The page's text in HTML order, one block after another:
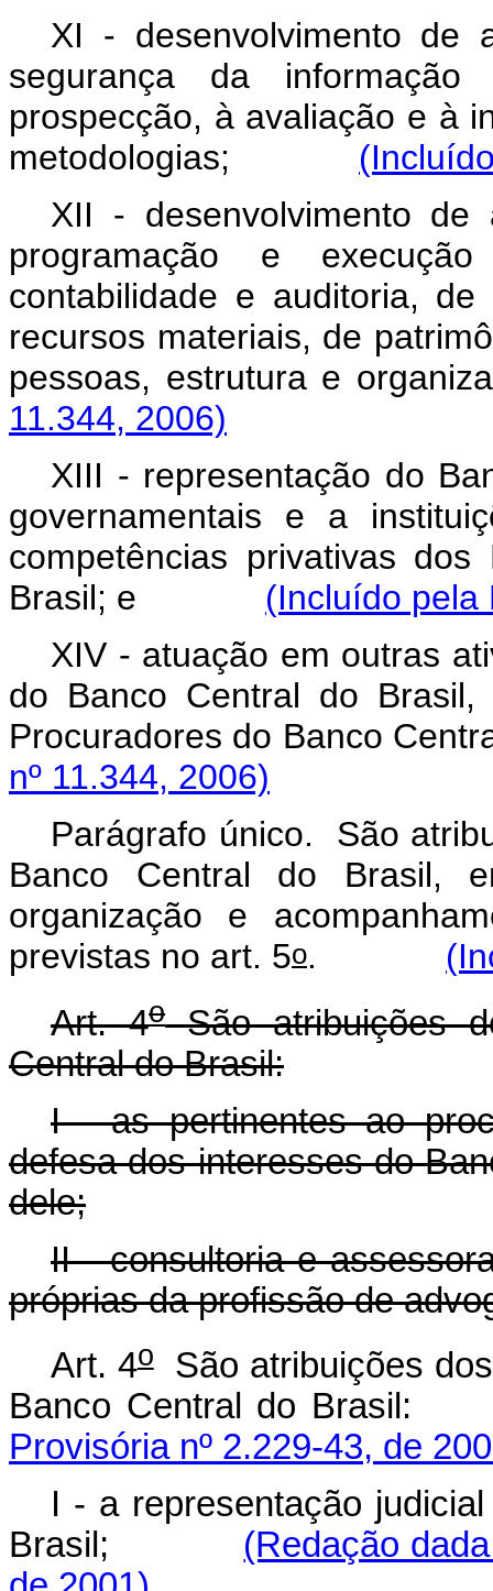
XI - desenvolvimento de
segurança da
prospecção, à avaliação e à
metodologias;
XII - desenvolvimento de
programação e
contabilidade e auditoria,
recursos materiais, de
pessoas, estrutura e
11.344, 2006)
XIII - representação do
governamentais e a
competências privativas
Brasil; e (Incluído pela
XIV - atuação em outras
do Banco Central do Brasil,
Procuradores do Banco
nº 11.344, 2006)
Parágrafo único. São
Banco Central do Brasil,
organização e
previstas no art. 5o.
Art. 4oSão atribuições
Central do Brasil:
I - as pertinentes ao
defesa dos interesses do
dele;
II - consultoria e
próprias da profissão de
Art. 4oSão atribuições
Banco Central do Brasil:
Provisória nº 2.229-43, de
I - a representação
Brasil;
(Redação